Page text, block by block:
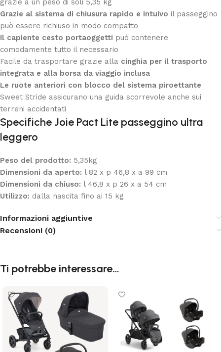
grazie a un peso di soli 5,35 kg
Grazie al sistema di chiusura rapido e intuivo il passeggino
può essere richiuso in modo compatto
Il capiente cesto portaoggetti può contenere
comodamente tutto il necessario
Facile da trasportare grazie alla cinghia per il trasporto
integrata e alla borsa da viaggio inclusa
Le ruote anteriori con blocco del sistema piroettante
Sweet Stride assicurano una guida scorrevole anche sui
terreni accidentati
Specifiche Joie Pact Lite passeggino ultra
leggero
Peso del prodotto: 5,35kg
Dimensioni da aperto: l 82 x p 46,8 x a 99 cm
Dimensioni da chiuso: l 46,8 x p 26 x a 54 cm
Utilizzo: dalla nascita fino ai 15 kg
Informazioni aggiuntive
Recensioni (0)
Ti potrebbe interessare…